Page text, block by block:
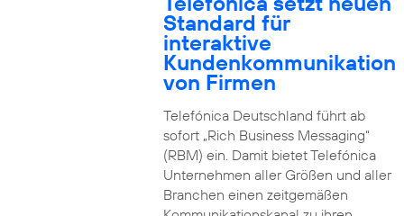
Standard für
interaktive
Kundenkommunikation
von Firmen
Telefónica Deutschland führt ab
sofort „Rich Business Messaging“
(RBM) ein. Damit bietet Telefónica
Unternehmen aller Größen und aller
Branchen einen zeitgemäßen